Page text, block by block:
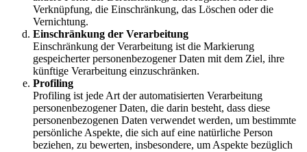
Verknüpfung, die Einschränkung, das Löschen oder die
Vernichtung.
Einschränkung der Verarbeitung
Einschränkung der Verarbeitung ist die Markierung
gespeicherter personenbezogener Daten mit dem Ziel, ihre
künftige Verarbeitung einzuschränken.
Profiling
Profiling ist jede Art der automatisierten Verarbeitung
personenbezogener Daten, die darin besteht, dass diese
personenbezogenen Daten verwendet werden, um bestimmte
persönliche Aspekte, die sich auf eine natürliche Person
beziehen, zu bewerten, insbesondere, um Aspekte bezüglich